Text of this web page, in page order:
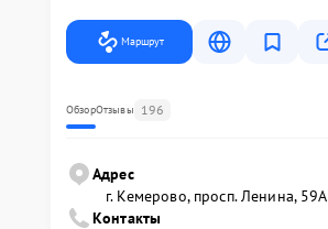
Маршрут
ОбзорОтзывы 196
Адрес
г. Кемерово, просп. Ленина, 59А
Контакты